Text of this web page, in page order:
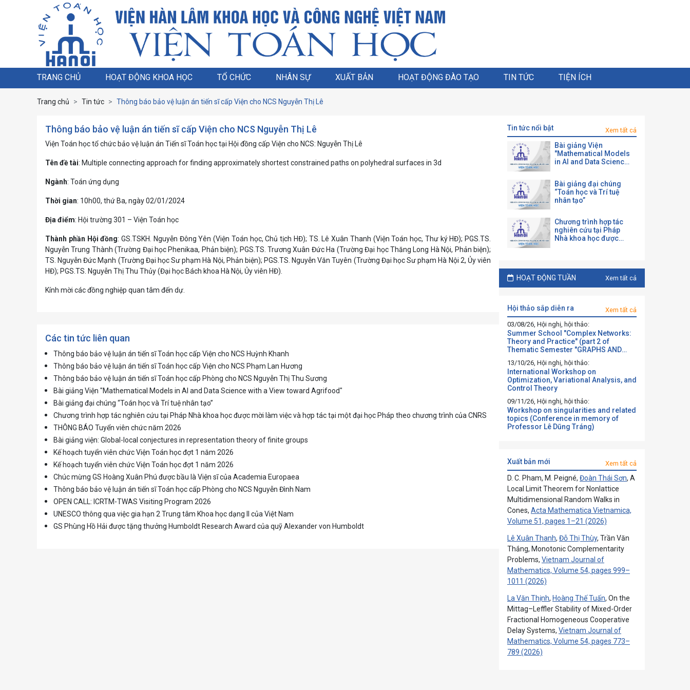
TRANG CHỦ HOẠT ĐỘNG KHOA HỌC TỔ CHỨC NHÂN SỰ XUẤT BẢN HOẠT ĐỘNG ĐÀO TẠO TIN TỨC TIỆN ÍCH
Trang chủ Tin tức Thông báo bảo vệ luận án tiến sĩ cấp Viện cho NCS Nguyễn Thị Lê
Thông báo bảo vệ luận án tiến sĩ cấp Viện cho NCS Nguyễn Thị Lê
Viện Toán học tổ chức bảo vệ luận án Tiến sĩ Toán học tại Hội đồng cấp Viện cho NCS: Nguyễn Thị Lê
Tên đề tài: Multiple connecting approach for finding approximately shortest constrained paths on polyhedral surfaces in 3d
Ngành: Toán ứng dụng
Thời gian: 10h00, thứ Ba, ngày 02/01/2024
Địa điểm: Hội trường 301 – Viện Toán học
Thành phần Hội đồng: GS.TSKH. Nguyễn Đông Yên (Viện Toán học, Chủ tịch HĐ); TS. Lê Xuân Thanh (Viện Toán học, Thư ký HĐ); PGS.TS.
Nguyễn Trung Thành (Trường Đại học Phenikaa, Phản biện); PGS.TS. Trương Xuân Đức Ha (Trường Đại học Thăng Long Hà Nội, Phản biện);
TS. Nguyễn Đức Mạnh (Trường Đại học Sư phạm Hà Nội, Phản biện); PGS.TS. Nguyễn Văn Tuyên (Trường Đại học Sư phạm Hà Nội 2, Ủy viên
HĐ); PGS.TS. Nguyễn Thị Thu Thủy (Đại học Bách khoa Hà Nội, Ủy viên HĐ).
Kính mời các đồng nghiệp quan tâm đến dự.
Các tin tức liên quan
Thông báo bảo vệ luận án tiến sĩ Toán học cấp Viện cho NCS Huỳnh Khanh
Thông báo bảo vệ luận án tiến sĩ Toán học cấp Viện cho NCS Phạm Lan Hương
Thông báo bảo vệ luận án tiến sĩ Toán học cấp Phòng cho NCS Nguyễn Thị Thu Sương
Bài giảng Viện "Mathematical Models in AI and Data Science with a View toward Agrifood"
Bài giảng đại chúng “Toán học và Trí tuệ nhân tạo”
Chương trình hợp tác nghiên cứu tại Pháp Nhà khoa học được mời làm việc và hợp tác tại một đại học Pháp theo chương trình của CNRS
THÔNG BÁO Tuyển viên chức năm 2026
Bài giảng viện: Global-local conjectures in representation theory of finite groups
Kế hoạch tuyển viên chức Viện Toán học đợt 1 năm 2026
Kế hoạch tuyển viên chức Viện Toán học đợt 1 năm 2026
Chúc mừng GS Hoàng Xuân Phú được bầu là Viện sĩ của Academia Europaea
Thông báo bảo vệ luận án tiến sĩ Toán học cấp Phòng cho NCS Nguyễn Đình Nam
OPEN CALL: ICRTM-TWAS Visiting Program 2026
UNESCO thông qua việc gia hạn 2 Trung tâm Khoa học dạng II của Việt Nam
GS Phùng Hồ Hải được tặng thưởng Humboldt Research Award của quỹ Alexander von Humboldt
tin tức nổi bật Xem tất cả
Bài giảng Viện
"Mathematical Models
in AI and Data Science
Bài giảng đại chúng
“Toán học và Trí tuệ
nhân tạo”
Chương trình hợp tác
nghiên cứu tại Pháp
Nhà khoa học được
CNRS
HOẠT ĐỘNG TUẦN Xem tất cả
hội thảo sắp diễn ra
Xem tất cả
03/08/26, Hội nghị, hội thảo:
Summer School "Complex Networks:
Theory and Practice" (part 2 of
Thematic Semester "GRAPHS AND
13/10/26, Hội nghị, hội thảo:
International Workshop on
Optimization, Variational Analysis, and
Control Theory
09/11/26, Hội nghị, hội thảo:
Workshop on singularities and related
topics (Conference in memory of
Professor Lê Dũng Tráng)
xuất bản mới Xem tất cả
D. C. Pham, M. Peigné, Đoàn Thái Sơn, A
Local Limit Theorem for Nonlattice
Multidimensional Random Walks in
Cones, Acta Mathematica Vietnamica,
Volume 51, pages 1–21 (2026)
Lê Xuân Thanh, Đỗ Thị Thùy, Trần Văn
Thắng, Monotonic Complementarity
Problems, Vietnam Journal of
Mathematics, Volume 54, pages 999–
1011 (2026)
La Văn Thịnh, Hoàng Thế Tuấn, On the
Mittag–Leffler Stability of Mixed-Order
Fractional Homogeneous Cooperative
Delay Systems, Vietnam Journal of
Mathematics, Volume 54, pages 773–
789 (2026)